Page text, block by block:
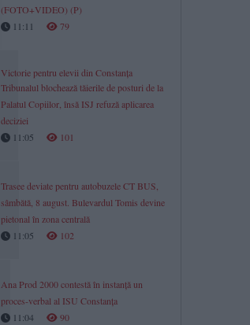
(FOTO+VIDEO) (P)
11:11
79
Victorie pentru elevii din Constanța
Tribunalul blochează tăierile de posturi de la
Palatul Copiilor, însă ISJ refuză aplicarea
deciziei
11:05
101
Trasee deviate pentru autobuzele CT BUS,
sâmbătă, 8 august. Bulevardul Tomis devine
pietonal în zona centrală
11:05
102
Ana Prod 2000 contestă în instanță un
proces-verbal al ISU Constanța
11:04
90